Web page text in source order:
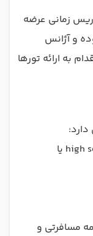
زمانی عرضه
و آژانس
به ارائه تورها
زمان سفر به مارماریس high season یا
مسافرتی و